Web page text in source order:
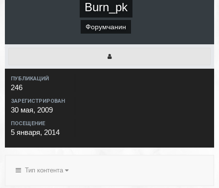
Burn_pk
Форумчанин
ПУБЛИКАЦИЙ
246
ЗАРЕГИСТРИРОВАН
30 мая, 2009
ПОСЕЩЕНИЕ
5 января, 2014
Тип контента